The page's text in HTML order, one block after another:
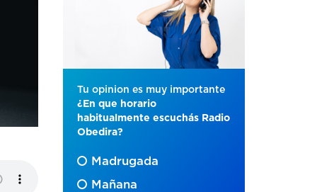
Tu opinion es muy importante
¿En que horario
habitualmente escuchás Radio
Obedira?
Madrugada
Mañana